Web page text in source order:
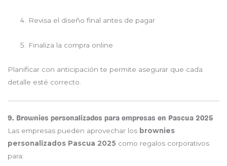
Revisa el diseño final antes de pagar
Finaliza la compra online
Planificar con anticipación te permite asegurar que cada
detalle esté correcto.
9. Brownies personalizados para empresas en Pascua 2025
Las empresas pueden aprovechar los brownies
personalizados Pascua 2025 como regalos corporativos
para: